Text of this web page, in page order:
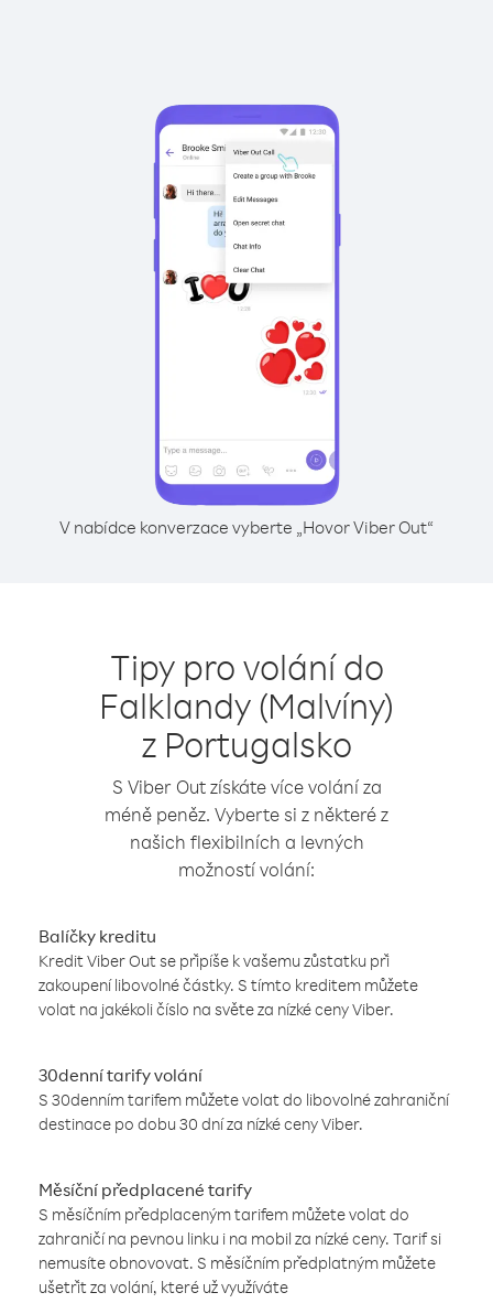
V nabídce konverzace vyberte „Hovor Viber Out“
Tipy pro volání do
Falklandy (Malvíny)
z Portugalsko
S Viber Out získáte více volání za
méně peněz. Vyberte si z některé z
našich flexibilních a levných
možností volání:
Balíčky kreditu
Kredit Viber Out se připíše k vašemu zůstatku při
zakoupení libovolné částky. S tímto kreditem můžete
volat na jakékoli číslo na světe za nízké ceny Viber.
30denní tarify volání
S 30denním tarifem můžete volat do libovolné zahraniční
destinace po dobu 30 dní za nízké ceny Viber.
Měsíční předplacené tarify
S měsíčním předplaceným tarifem můžete volat do
zahraničí na pevnou linku i na mobil za nízké ceny. Tarif si
nemusíte obnovovat. S měsíčním předplatným můžete
ušetřit za volání, které už využíváte